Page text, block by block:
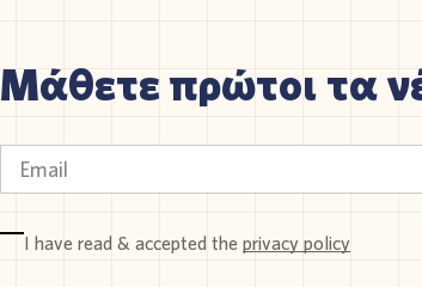
Μάθετε πρώτοι τα
I have read & accepted theprivacy policy